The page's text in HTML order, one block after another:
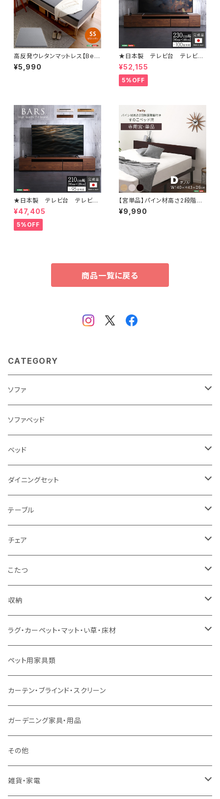
高反発ウレタンマットレス【Bele
za5-ベレーザ・ファイブ-】(セミ
シングル) ORM-05SS
¥5,990
★日本製 テレビ台 テレビボ
ード 230cm幅 【BARS-バ
ース-】 SH-24-BR230
¥52,155
5%OFF
★日本製 テレビ台 テレビボ
ード 210cm幅 【BARS-バー
ス-】 SH-24-BR210
¥47,405
5%OFF
【宮単品】パイン材高さ2段階調
整脚付きすのこベッド用(ダブル)
HP-02D
¥9,990
商品一覧に戻る
CATEGORY
ソファ
3人掛け
2.5人掛け
2人掛け
1人掛け
カウチソファ
コーナーソファ
ソファセット
スツール・オットマン
ソファ付属品
クッション・座椅子
ソファベッド
ベッド
シングルサイズ以下（フレームのみ）
セミダブルサイズ（フレームのみ）
ダブルサイズ（フレームのみ）
ワイドダブルサイズ以上（フレームのみ）
シングルサイズ以下（マットレス付）
セミダブルサイズ（マットレス付）
ダブルサイズ（マットレス付）
ダブルサイズ以上（マットレス付）
ロフトベッド
二段ベッド
マットレス
ダイニングセット
ダイニング3点セット以下
ダイニング4点セット
ダイニング5点・6点セット
ダイニング7点セット以上
テーブル
センターテーブル
ダイニングテーブル
カウンターテーブル
リフティングテーブル
サイドテーブル・コーヒーテーブル
デスク
チェア
ダイニングチェア
カウンターチェア
キッズチェア
オフィスチェア・ゲーミングチェア
ダイニングベンチ・スツール
こたつ
こたつテーブル
こたつ布団
コタツ・布団セット
収納
本棚・シェルフ
食器棚・収納庫
レンジ台・カウンター
ラック
TVボード
キャビネット・飾り棚
ラグ・カーペット・マット・い草・床材
マット・フロアタイル
ラグ
カーペット
ペット用家具類
カーテン・ブラインド・スクリーン
ガーデニング家具・用品
その他
雑貨・家電